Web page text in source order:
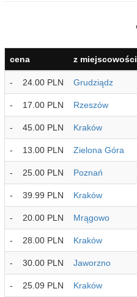
cena z miejscowości
- 24.00 PLN Grudziądz
- 17.00 PLN Rzeszów
- 45.00 PLN Kraków
- 13.00 PLN Zielona Góra
- 25.00 PLN Poznań
- 39.99 PLN Kraków
- 20.00 PLN Mrągowo
- 28.00 PLN Kraków
- 30.00 PLN Jaworzno
- 25.09 PLN Kraków